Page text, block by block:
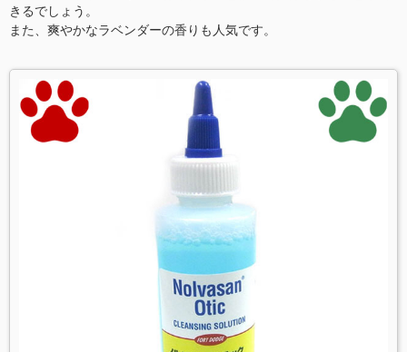
きるでしょう。
また、爽やかなラベンダーの香りも人気です。